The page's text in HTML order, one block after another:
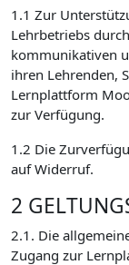
1.1 Zur
Lehrbetriebs
kommunikativen
ihren Lehrenden,
Lernplattform
zur Verfügung.
1.2 Die
auf Widerruf.
2
2.1. Die
Zugang zur